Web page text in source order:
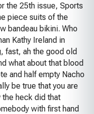
the 25th issue, Sports
piece suits of the
bandeau bikini. Who
Kathy Ireland in
fast, ah the good old
what about that blood
and half empty Nacho
be true that you are
the heck did that
with first hand